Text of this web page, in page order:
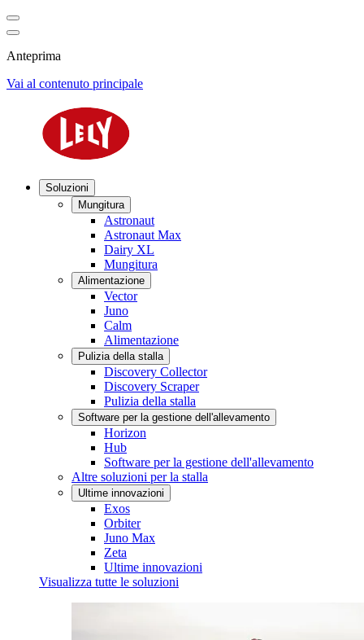
Anteprima
Vai al contenuto principale
Soluzioni
Mungitura
Astronaut
Astronaut Max
Dairy XL
Mungitura
Alimentazione
Vector
Juno
Calm
Alimentazione
Pulizia della stalla
Discovery Collector
Discovery Scraper
Pulizia della stalla
Software per la gestione dell'allevamento
Horizon
Hub
Software per la gestione dell'allevamento
Altre soluzioni per la stalla
Ultime innovazioni
Exos
Orbiter
Juno Max
Zeta
Ultime innovazioni
Visualizza tutte le soluzioni